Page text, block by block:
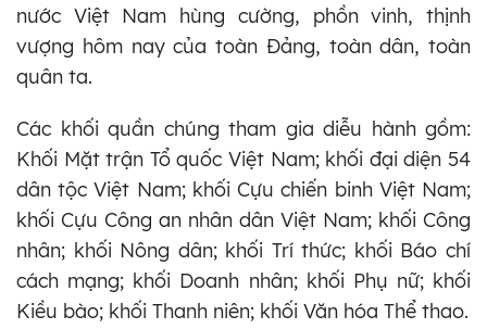
nước Việt Nam hùng cường, phồn vinh, thịnh
vượng hôm nay của toàn Đảng, toàn dân, toàn
quân ta.
Các khối quần chúng tham gia diễu hành gồm:
Khối Mặt trận Tổ quốc Việt Nam; khối đại diện 54
dân tộc Việt Nam; khối Cựu chiến binh Việt Nam;
khối Cựu Công an nhân dân Việt Nam; khối Công
nhân; khối Nông dân; khối Trí thức; khối Báo chí
cách mạng; khối Doanh nhân; khối Phụ nữ; khối
Kiều bào; khối Thanh niên; khối Văn hóa Thể thao.